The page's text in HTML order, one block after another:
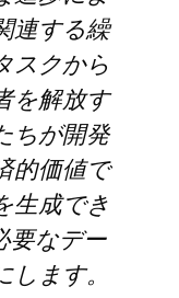
連する繰
スクから
を解放す
ちが開発
的価値で
生成でき
要なデー
ます。